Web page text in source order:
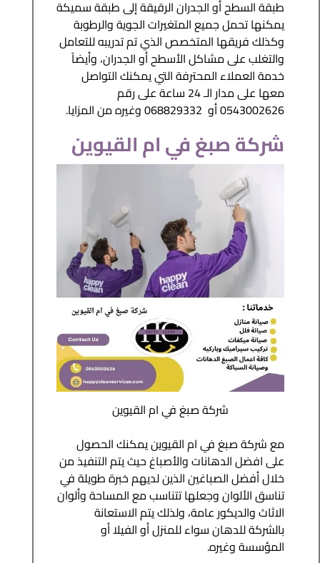
طبقة السطح أو الجدران الرقيقة إلى طبقة سميكة
يمكنها تحمل جميع المتغيرات الجوية والرطوبة
وكذلك فريقها المتخصص الذي تم تدريبه للتعامل
والتغلب على مشاكل الأسطح أو الجدران، وأيضاً
خدمة العملاء المحترفة التي يمكنك التواصل
معها على مدار الـ 24 ساعة على رقم
0543002626 أو 068829332 وغيره من المزايا.
شركة صبغ في ام القيوين
شركة صبغ في ام القيوين
مع شركة صبغ في ام القيوين يمكنك الحصول
على افضل الدهانات والأصباغ حيث يتم التنفيذ من
خلال أفضل الصباغين الذين لديهم خبرة طويلة في
تناسق الألوان وجعلها تتناسب مع المساحة وألوان
الاثاث والديكور عامة، ولذلك يتم الاستعانة
بالشركة للدهان سواء للمنزل أو الفيلا أو
المؤسسة وغيره.